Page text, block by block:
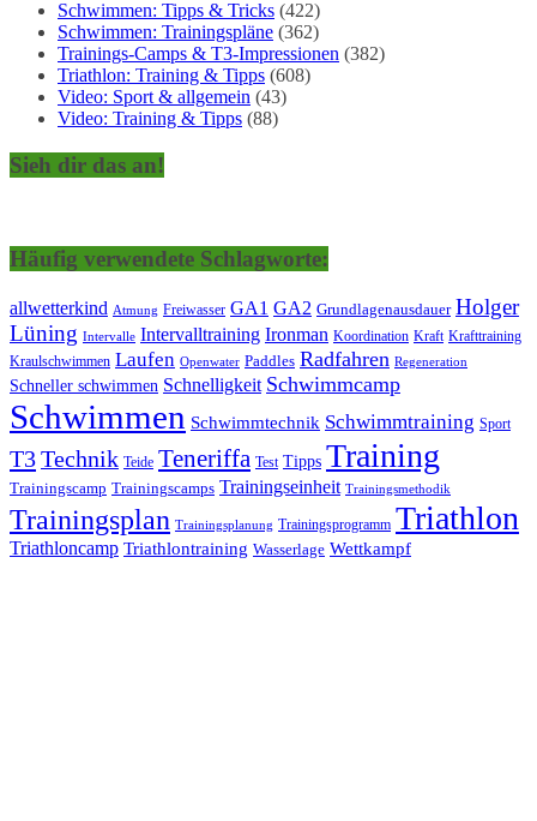
Schwimmen: Tipps & Tricks (422)
Schwimmen: Trainingspläne (362)
Trainings-Camps & T3-Impressionen (382)
Triathlon: Training & Tipps (608)
Video: Sport & allgemein (43)
Video: Training & Tipps (88)
Sieh dir das an!
Häufig verwendete Schlagworte:
allwetterkind Atmung Freiwasser GA1 GA2 Grundlagenausdauer Holger
Lüning Intervalle Intervalltraining Ironman Koordination Kraft Krafttraining
Kraulschwimmen Laufen Openwater Paddles Radfahren Regeneration
Schneller schwimmen Schnelligkeit Schwimmcamp
Schwimmen Schwimmtechnik Schwimmtraining Sport
T3Technik Teide Teneriffa Test Tipps Training
Trainingscamp Trainingscamps Trainingseinheit Trainingsmethodik
Trainingsplan Trainingsplanung Trainingsprogramm Triathlon
Triathloncamp Triathlontraining Wasserlage Wettkampf